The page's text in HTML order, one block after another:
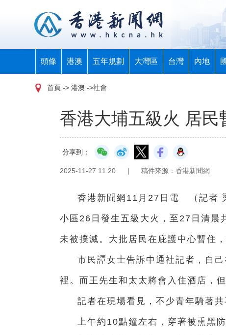
頭條 港澳 五年規劃 大灣區 台灣 內地
首頁 -> 港澳 ->社會
香港大埔五級火 居
分享到：
2025-11-27 11:20 | 稿件來源：香港新聞網
香港新聞網11月27日電 （記者
小區26日發生五級大火，至27日清晨
未被撲滅。大批居民在庇護中心暫住
市民譚女士告訴中通社記者，自
裡。而王先生和太太將會入住酒店，
記者在現場看見，不少青年騎著
上午約10點鐘左右，穿著被熏黑